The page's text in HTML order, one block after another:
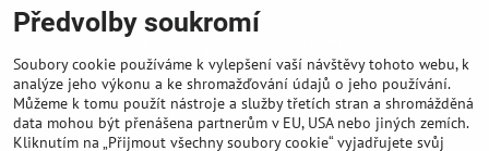
Povolit a zapamatovat - souhlas s druhem cookie:
Funkční
Předvolby soukromí
Soubory cookie používáme k vylepšení vaší návštěvy tohoto webu, k
analýze jeho výkonu a ke shromažďování údajů o jeho používání.
Můžeme k tomu použít nástroje a služby třetích stran a shromážděná
data mohou být přenášena partnerům v EU, USA nebo jiných zemích.
Kliknutím na „Přijmout všechny soubory cookie“ vyjadřujete svůj